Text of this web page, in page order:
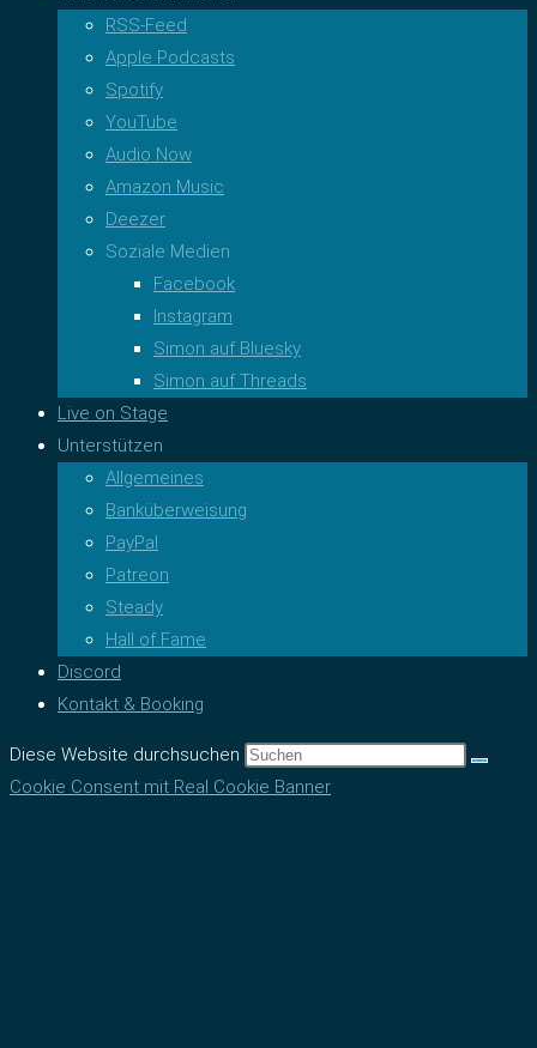
RSS-Feed
Apple Podcasts
Spotify
YouTube
Audio Now
Amazon Music
Deezer
Soziale Medien
Facebook
Instagram
Simon auf Bluesky
Simon auf Threads
Live on Stage
Unterstützen
Allgemeines
Banküberweisung
PayPal
Patreon
Steady
Hall of Fame
Discord
Kontakt & Booking
Diese Website durchsuchen
Cookie Consent mit Real Cookie Banner